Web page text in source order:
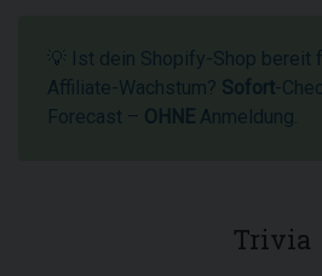
💡 Ist dein Shopify-Shop bereit
Affiliate-Wachstum? Sofort-
Forecast – OHNE Anmeldung.
Trivia